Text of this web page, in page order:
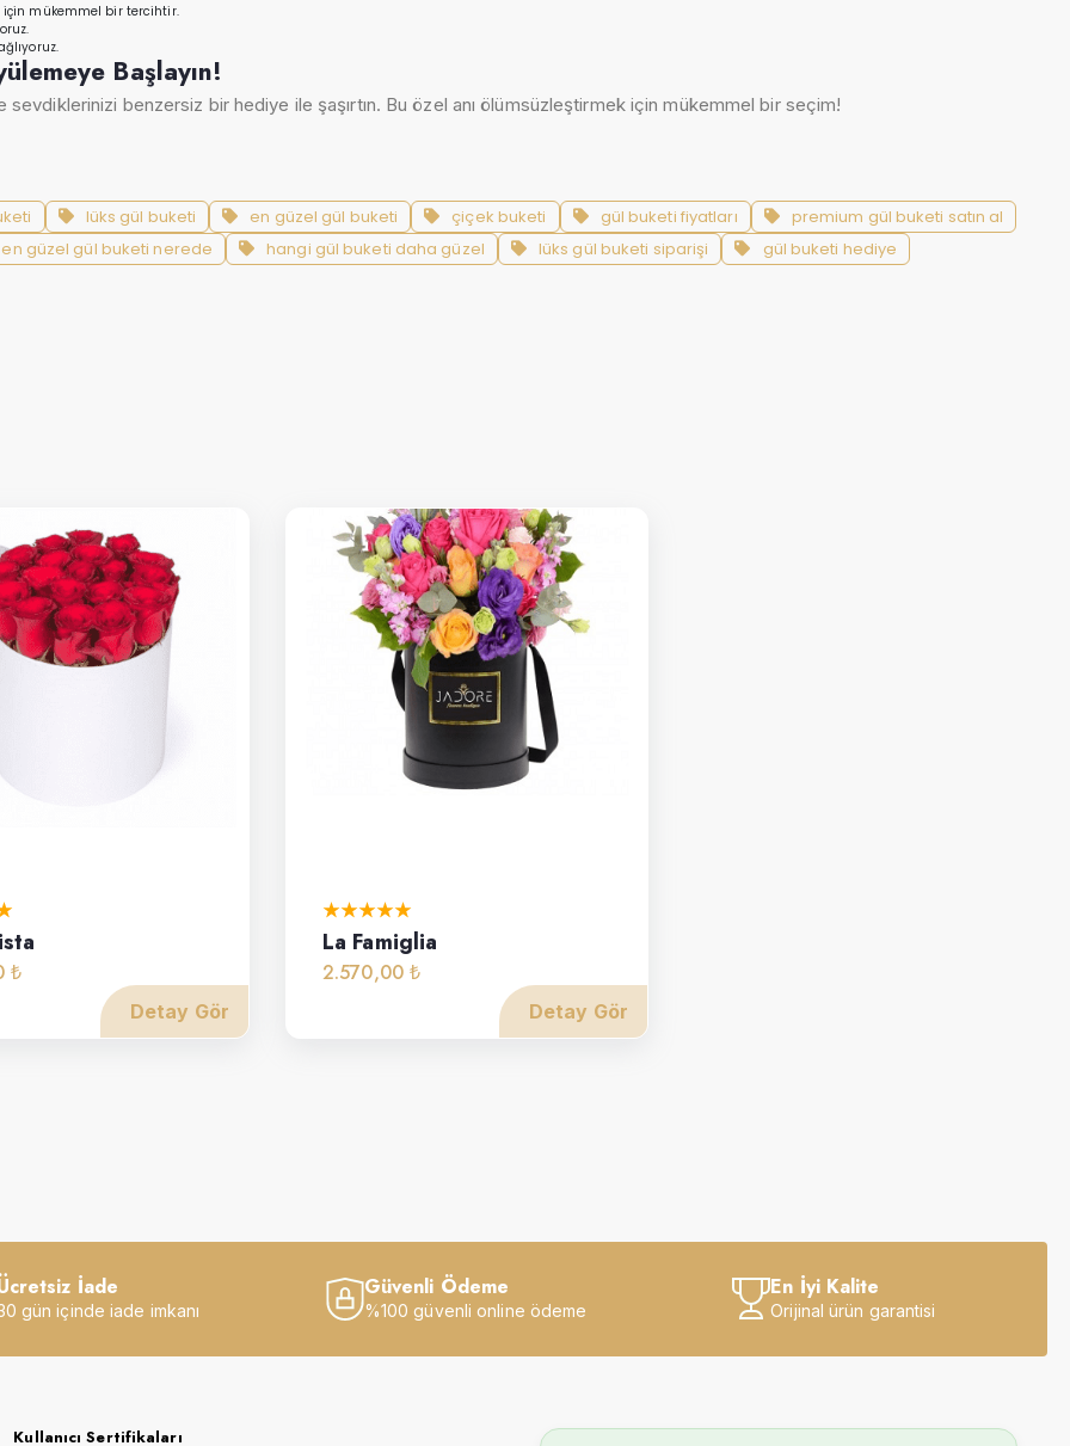
için mükemmel bir tercihtir.
Başlayın!
benzersiz bir hediye ile şaşırtın. Bu özel anı ölümsüzleştirmek için mükemmel bir seçim!
lüks gül buketi en güzel gül buketi çiçek buketi gül buketi fiyatları
premium gül buketi satın al
en güzel gül buketi nerede hangi gül buketi daha güzel lüks gül buketi siparişi
gül buketi hediye
₺
Detay Gör
La Famiglia
2.570,00 ₺
Detay Gör
İade
gün içinde iade imkanı
Güvenli Ödeme
%100 güvenli online ödeme
En İyi Kalite
Orijinal ürün garantisi
Kullanıcı Sertifikaları